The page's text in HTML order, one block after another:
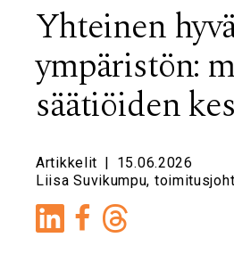
Yhteinen
ympäristön:
säätiöiden
Artikkelit
15.06.2026
Liisa Suvikumpu,
LinkedInFacebook